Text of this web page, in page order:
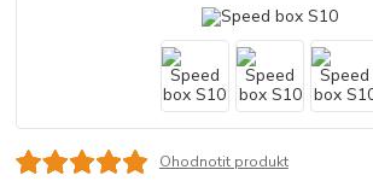
Ohodnotit produkt